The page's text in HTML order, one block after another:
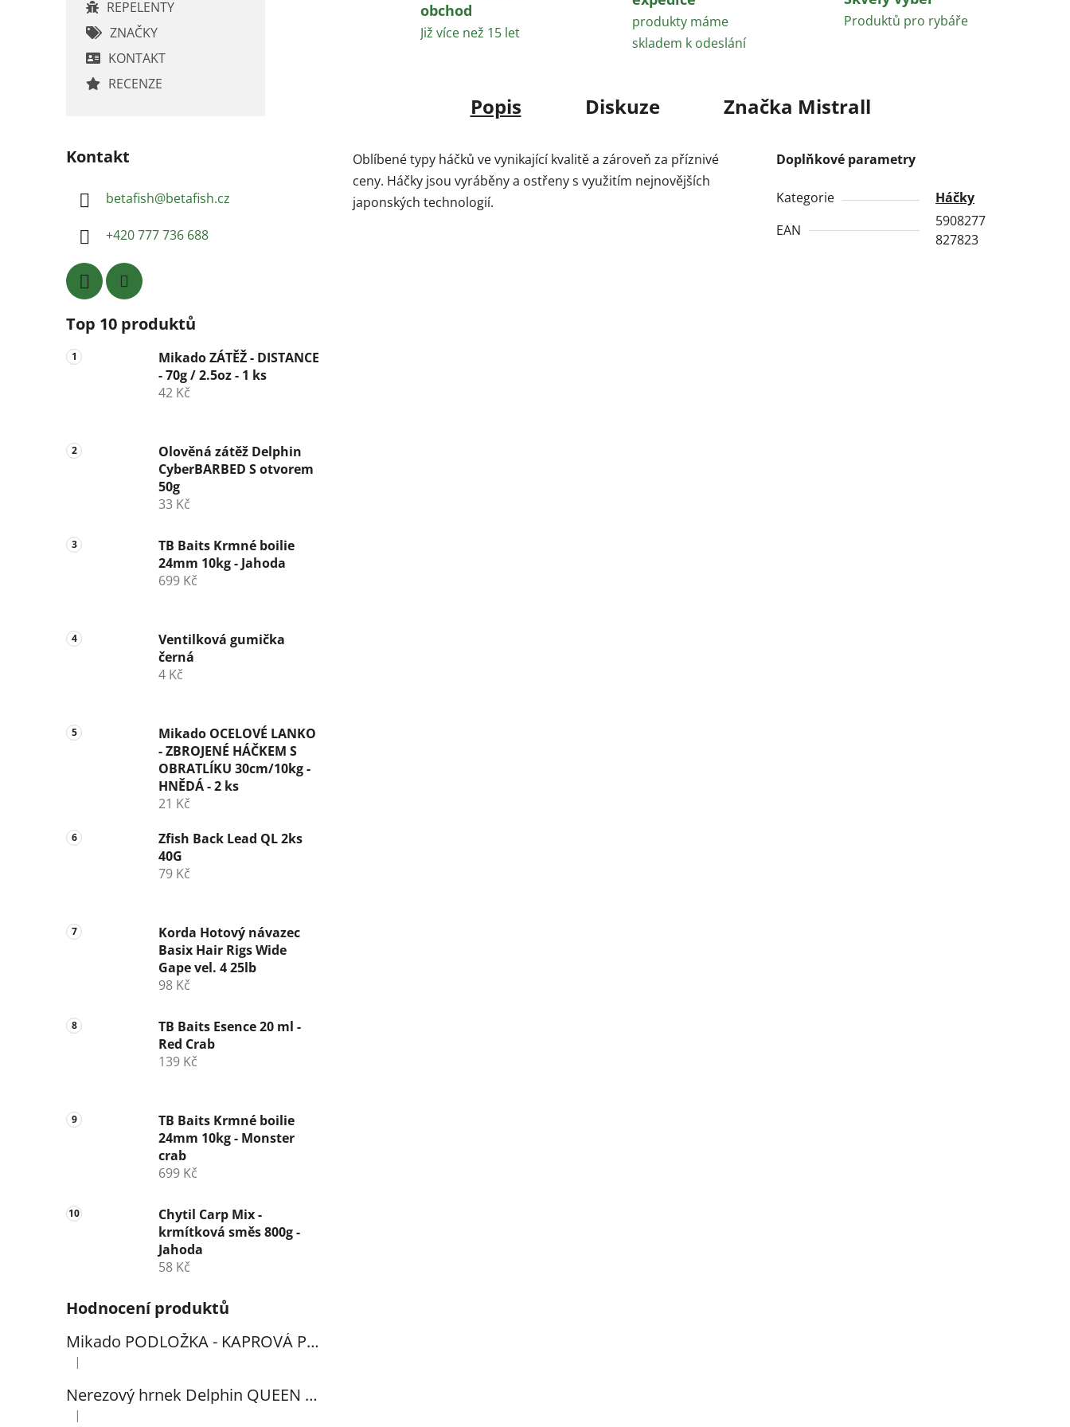
REPELENTY
ZNAČKY
KONTAKT
RECENZE
Kontakt
betafish@betafish.cz
+420 777 736 688
Top 10 produktů
Mikado ZÁTĚŽ - DISTANCE
- 70g / 2.5oz - 1 ks
42 Kč
Olověná zátěž Delphin
CyberBARBED S otvorem
50g
33 Kč
TB Baits Krmné boilie
24mm 10kg - Jahoda
699 Kč
Ventilková gumička
černá
4 Kč
Mikado OCELOVÉ LANKO
- ZBROJENÉ HÁČKEM S
OBRATLÍKU 30cm/10kg -
HNĚDÁ - 2 ks
21 Kč
Zfish Back Lead QL 2ks
40G
79 Kč
Korda Hotový návazec
Basix Hair Rigs Wide
Gape vel. 4 25lb
98 Kč
TB Baits Esence 20 ml -
Red Crab
139 Kč
TB Baits Krmné boilie
24mm 10kg - Monster
crab
699 Kč
Chytil Carp Mix -
krmítková směs 800g -
Jahoda
58 Kč
Hodnocení produktů
Mikado PODLOŽKA - KAPROVÁ PRO VYHÁČKOVÁNÍ S METREM - (102x60cm) - 1ks
Hodnocení produktu je 5 z 5 hvězdiček.
|
Nerezový hrnek Delphin QUEEN 300ml
Hodnocení produktu je 5 z 5 hvězdiček.
|
obchod
Již více než 15 let
produkty máme
skladem k odeslání
Produktů pro rybáře
Popis Diskuze Značka Mistrall
Oblíbené typy háčků ve vynikající kvalitě a zároveň za příznivé
ceny. Háčky jsou vyráběny a ostřeny s využitím nejnovějších
japonských technologií.
Doplňkové parametry
Kategorie
Háčky
EAN
5908277
827823